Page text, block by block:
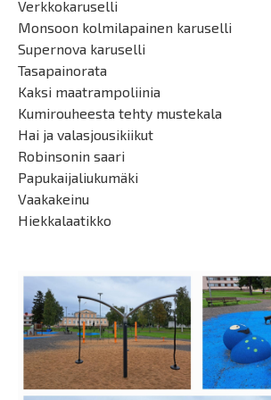
Verkkokaruselli
Monsoon kolmilapainen karuselli
Supernova karuselli
Tasapainorata
Kaksi maatrampoliinia
Kumirouheesta tehty mustekala
Hai ja valasjousikiikut
Robinsonin saari
Papukaijaliukumäki
Vaakakeinu
Hiekkalaatikko